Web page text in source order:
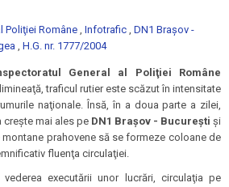
Poliţiei Române, Infotrafic, DN1 Braşov -
, H.G. nr. 1777/2004
General al Poliţiei Române
traficul rutier este scăzut în intensitate
naţionale. Însă, în a doua parte a zilei,
creşte mai ales pe DN1 Braşov - Bucureşti şi
prahovene să se formeze coloane de
fluenţa circulaţiei.
executării unor lucrări, circulaţia pe